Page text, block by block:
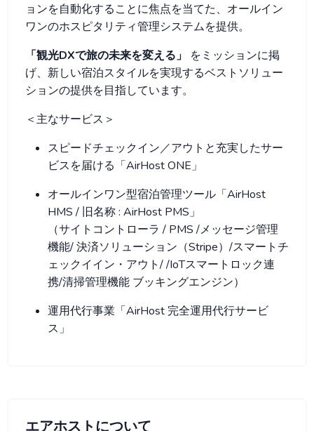
エアホストについて
ョンを自動化することに焦点を当てた、オールイン
ワンのホスピタリティ管理システムを提供。
「観光DXで旅の未来を変える」 をミッションに掲
げ、新しい宿泊スタイルを実現するベストソリュー
ションの提供を目指しています。
＜主なサービス＞
スピードチェックイン／アウトと充実したサー
ビスを届ける「AirHost ONE」
オールインワン型宿泊管理ツール「AirHost
HMS / 旧名称 : AirHost PMS」
（サイトコントローラ / PMS /メッセージ管理
機能/ 決済ソリューション（Stripe）/スマートチ
ェックイイン・アウト/ /IoTスマートロック連
携/清掃管理機能 ブッキングエンジン）
運用代行事業「AirHost 完全運用代行サービ
ス」